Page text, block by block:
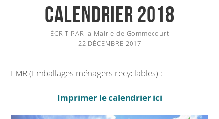
Histoire de Gommecourt
LA MUNICIPALITÉ
Intercommunalité
CALENDRIER 2018
ÉCRIT PAR la Mairie de Gommecourt
22 DÉCEMBRE 2017
EMR (Emballages ménagers recyclables) :
Imprimer le calendrier ici